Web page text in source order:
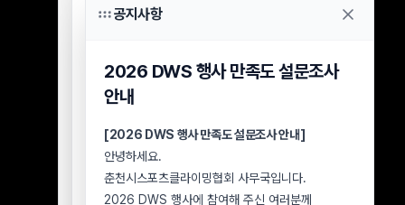
2026년 7월 8일 우천으로 취소된 DWS 행사
참가자 중 아직 참가비 환불을 신청하지 않으신
2026 DWS 행사가8월 2일(일)을 끝으로
종료됨에 따라, 미신청 환불 건에 대한 최종
접수기한을 아래와 같이 안내드립니다.
■ 환불 신청 대상
2026 DWS 행사 분실물 보관 및
[2026 DWS 행사 분실물 보관 및 수령 안내]
안녕하세요.
2026 DWS 행사장에서 습득된 분실물에 대해
안내드립니다.
행사장에서 물품을 분실하신 참가자 및
공지사항
2026 DWS 행사 만족도 설문조사
안내
[2026 DWS 행사 만족도 설문조사 안내]
안녕하세요.
춘천시스포츠클라이밍협회 사무국입니다.
2026 DWS 행사에 참여해 주신 여러분께